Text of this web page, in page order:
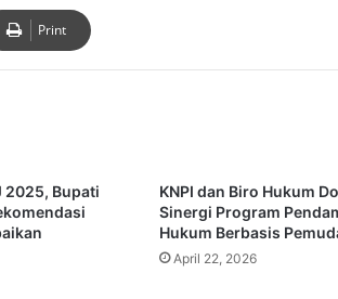
Print
2025, Bupati
KNPI dan Biro Hukum
Sinergi Program
Hukum Berbasis
April 22, 2026